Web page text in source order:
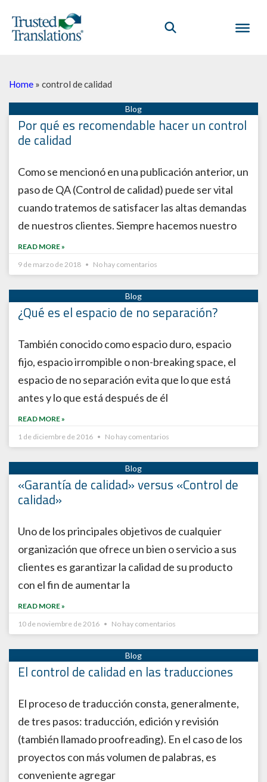
Home » control de calidad
Por qué es recomendable hacer un control
de calidad
Como se mencionó en una publicación anterior, un
paso de QA (Control de calidad) puede ser vital
cuando tratemos de satisfacer las altas demandas
de nuestros clientes. Siempre hacemos nuestro
READ MORE »
9 de marzo de 2018
No hay comentarios
¿Qué es el espacio de no separación?
También conocido como espacio duro, espacio
fijo, espacio irrompible o non-breaking space, el
espacio de no separación evita que lo que está
antes y lo que está después de él
READ MORE »
1 de diciembre de 2016
No hay comentarios
«Garantía de calidad» versus «Control de
calidad»
Uno de los principales objetivos de cualquier
organización que ofrece un bien o servicio a sus
clientes es garantizar la calidad de su producto
con el fin de aumentar la
READ MORE »
10 de noviembre de 2016
No hay comentarios
El control de calidad en las traducciones
El proceso de traducción consta, generalmente,
de tres pasos: traducción, edición y revisión
(también llamado proofreading). En el caso de los
proyectos con más volumen de palabras, es
conveniente agregar